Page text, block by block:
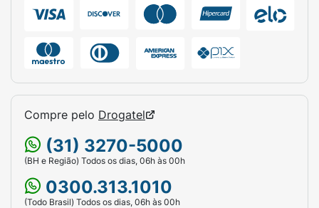
Compre pelo Drogatel
(31) 3270-5000
(BH e Região) Todos os dias, 06h às 00h
0300.313.1010
(Todo Brasil) Todos os dias, 06h às 00h